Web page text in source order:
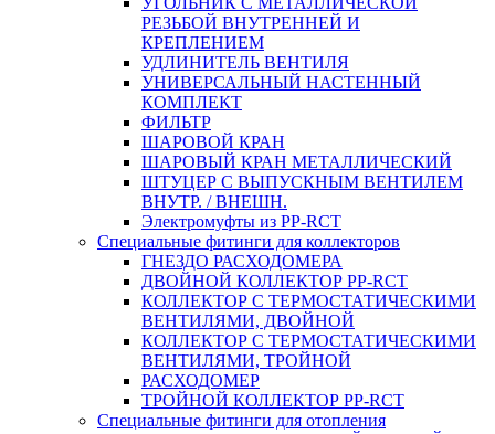
РЕЗЬБОЙ ВНУТРЕННЕЙ И
КРЕПЛЕНИЕМ
УДЛИНИТЕЛЬ ВЕНТИЛЯ
УНИВЕРСАЛЬНЫЙ НАСТЕННЫЙ
КОМПЛЕКТ
ФИЛЬТР
ШАРОВОЙ КРАН
ШАРОВЫЙ КРАН МЕТАЛЛИЧЕСКИЙ
ШТУЦЕР С ВЫПУСКНЫМ ВЕНТИЛЕМ
ВНУТР. / ВНЕШН.
Электромуфты из PP-RCT
Специальные фитинги для коллекторов
ГНЕЗДО РАСХОДОМЕРА
ДВОЙНОЙ КОЛЛЕКТОР PP-RCT
КОЛЛЕКТОР С ТЕРМОСТАТИЧЕСКИМИ
ВЕНТИЛЯМИ, ДВОЙНОЙ
КОЛЛЕКТОР С ТЕРМОСТАТИЧЕСКИМИ
ВЕНТИЛЯМИ, ТРОЙНОЙ
РАСХОДОМЕР
ТРОЙНОЙ КОЛЛЕКТОР PP-RCT
Специальные фитинги для отопления